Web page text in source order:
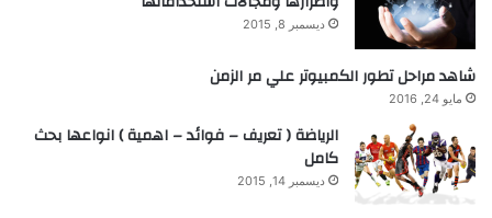
ديسمبر 8, 2015
شاهد مراحل تطور الكمبيوتر علي مر الزمن
مايو 24, 2016
الرياضة ( تعريف – فوائد – اهمية ) انواعها بحث
كامل
ديسمبر 14, 2015